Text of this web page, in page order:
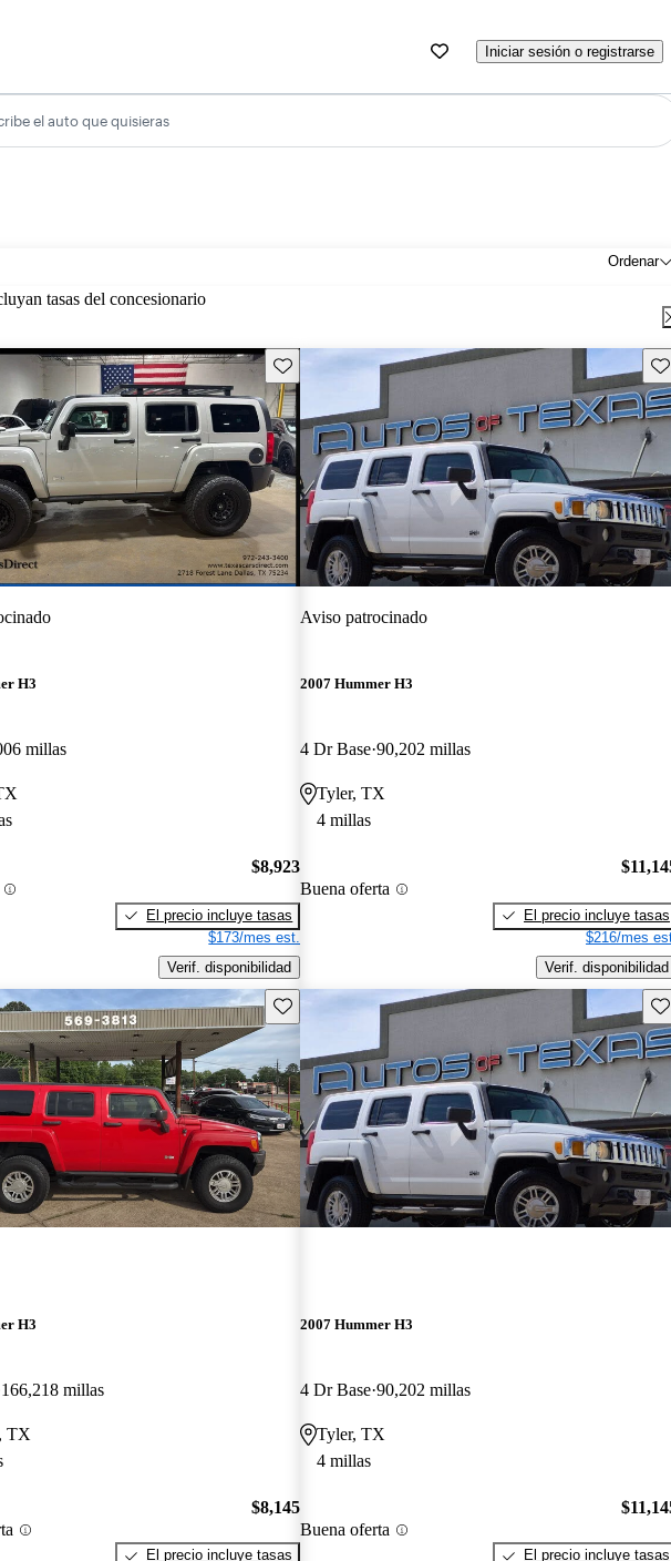
Iniciar sesión o registrarse
el auto que quisieras
Ordenar
tasas del concesionario
Guarda este Aviso
H3
millas
$8,923
El precio incluye tasas
$173/mes est.
Verif. disponibilidad
Aviso patrocinado
2007 Hummer H3
4 Dr Base 90,202 millas
Tyler, TX
4 millas
Buena oferta
El precio incluye tasas
$216/mes
Verif. disponibilidad
Guarda este Aviso
H3
166,218 millas
TX
$8,145
El precio incluye tasas
2007 Hummer H3
4 Dr Base 90,202 millas
Tyler, TX
4 millas
Buena oferta
El precio incluye tasas